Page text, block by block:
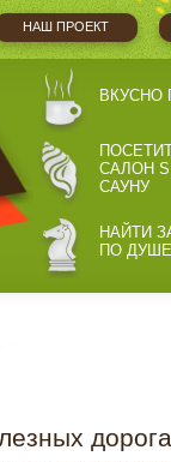
НАШ ПРОЕКТ
ВКУСНО
САЛОН
САУНУ
НАЙТИ
ПО ДУШЕ